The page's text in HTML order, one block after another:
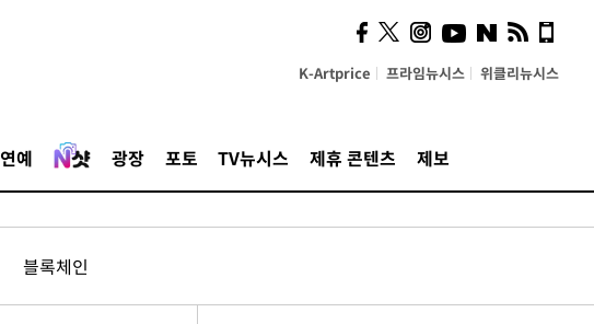
K-Artprice 프라임뉴시스 위클리뉴시스
연예 광장 포토 TV뉴시스 제휴 콘텐츠 제보
블록체인